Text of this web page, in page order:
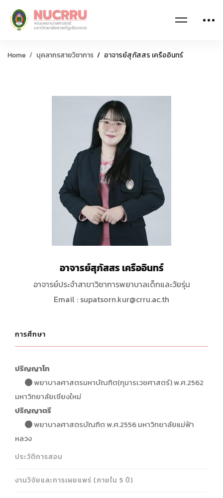
Home บุคลากรสายวิชาการ อาจารย์สุภัสสร เครืออินทร์
อาจารย์สุภัสสร เครืออินทร์
อาจารย์ประจำสาขาวิชาการพยาบาลเด็กและวัยรุ่น
Email : supatsorn.kur@crru.ac.th
การศึกษา
ปริญญาโท
พยาบาลศาสตรมหาบัณฑิต(กุมารเวชศาสตร์) พ.ศ.2562
มหาวิทยาลัยเชียงใหม่
ปริญญาตรี
พยาบาลศาสตรบัณฑิต พ.ศ.2556 มหาวิทยาลัยแม่ฟ้า
หลวง
ประวัติการสอน
งานวิจัยและการเผยแพร่ (ภายใน 5 ปี)